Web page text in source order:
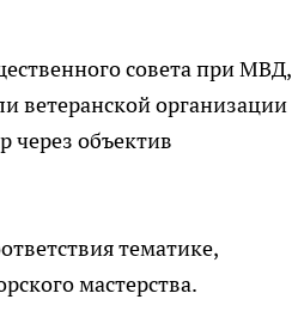
совета при МВД,
ветеранской организации
через объектив
тематике,
мастерства.